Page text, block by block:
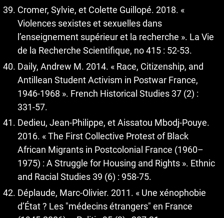
Cromer, Sylvie, et Colette Guillopé. 2018. «
Violences sexistes et sexuelles dans
l’enseignement supérieur et la recherche ». La Vie
de la Recherche Scientifique, no 415 : 52‑53.
Daily, Andrew M. 2014. « Race, Citizenship, and
Antillean Student Activism in Postwar France,
1946-1968 ». French Historical Studies 37 (2) :
331‑57.
Dedieu, Jean-Philippe, et Aissatou Mbodj-Pouye.
2016. « The First Collective Protest of Black
African Migrants in Postcolonial France (1960–
1975) : A Struggle for Housing and Rights ». Ethnic
and Racial Studies 39 (6) : 958‑75.
Déplaude, Marc-Olivier. 2011. « Une xénophobie
d’État ? Les "médecins étrangers" en France